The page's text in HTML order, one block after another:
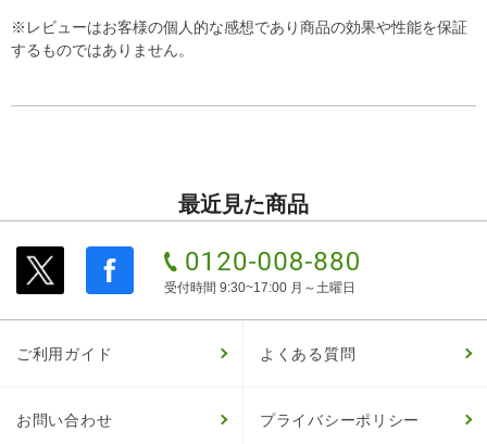
※レビューはお客様の個人的な感想であり商品の効果や性能を保証
するものではありません。
最近見た商品
受付時間 9:30~17:00 月～土曜日
ご利用ガイド よくある質問
お問い合わせ プライバシーポリシー